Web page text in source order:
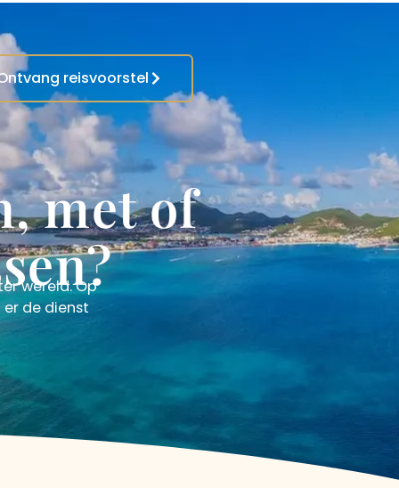
reisvoorstel
met of
wereld. Op
de dienst